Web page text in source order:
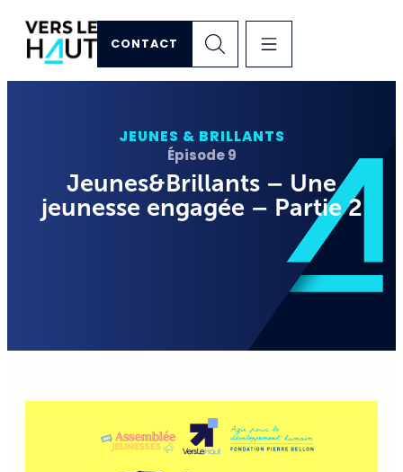
CONTACT
JEUNES & BRILLANTS
Épisode 9
Jeunes&Brillants – Une
jeunesse engagée – Partie 2